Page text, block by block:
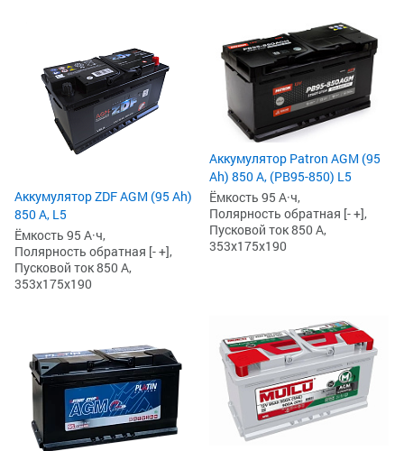
Аккумулятор ZDF AGM (95 Ah)
850 А, L5
Ёмкость 95 А·ч,
Полярность обратная [- +],
Пусковой ток 850 А,
353x175x190
Аккумулятор Patron AGM (95
Ah) 850 А, (PB95-850) L5
Ёмкость 95 А·ч,
Полярность обратная [- +],
Пусковой ток 850 А,
353x175x190